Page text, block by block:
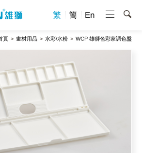
繁 簡 En
頁 畫材用品 水彩/水粉 WCP 雄獅色彩家調色盤